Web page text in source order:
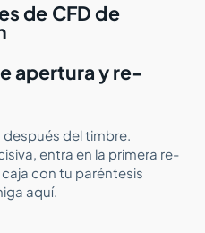
de CFD de
apertura y re-
del timbre.
entra en la primera re-
con tu paréntesis
aquí.